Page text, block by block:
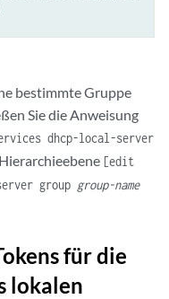
bestimmte Gruppe
Sie die Anweisung
dhcp-local-server
[edit
group group-name
für die
lokalen